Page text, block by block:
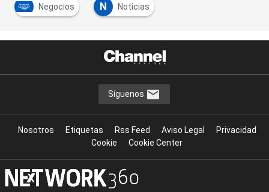
Negocios N Noticias
Síguenos
Nosotros Etiquetas Rss Feed Aviso Legal
Privacidad
Cookie
Cookie Center